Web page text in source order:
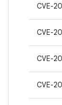
CVE-
CVE-
CVE-
CVE-